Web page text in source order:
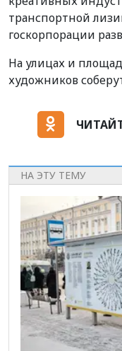
транспортной
госкорпорации
На улицах и
художников
НА ЭТУ ТЕМУ